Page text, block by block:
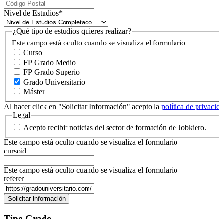
Nivel de Estudios*
Este campo está oculto cuando se visualiza el formulario
¿Qué tipo de estudios quieres realizar?
Curso
FP Grado Medio
FP Grado Superio
Grado Universitario
Máster
Al hacer click en "Solicitar Información" acepto la política de
Legal
Acepto recibir noticias del sector de formación de Jobkiero.
Este campo está oculto cuando se visualiza el formulario
cursoid
Este campo está oculto cuando se visualiza el formulario
referer